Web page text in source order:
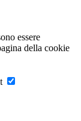
essere
della cookie